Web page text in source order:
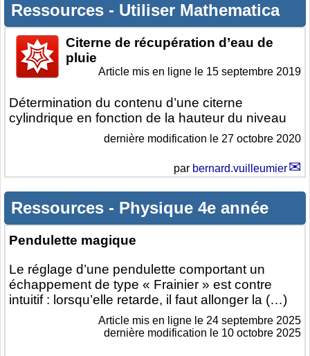
Ressources - Utiliser Mathematica
Citerne de récupération d’eau de
pluie
Détermination du contenu d’une citerne
cylindrique en fonction de la hauteur du niveau
Article mis en ligne le 15 septembre 2019
dernière modification le 27 octobre 2020
par bernard.vuilleumier
Ressources - Physique 4e année
Pendulette magique
Le réglage d’une pendulette comportant un
échappement de type « Frainier » est contre
intuitif : lorsqu’elle retarde, il faut allonger la (…)
Article mis en ligne le 24 septembre 2025
dernière modification le 10 octobre 2025